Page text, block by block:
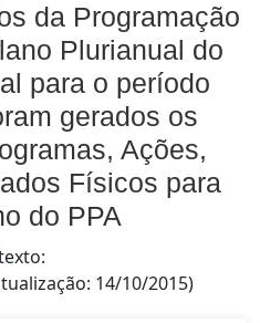
da Programação
Plurianual do
para o período
gerados os
Ações,
Físicos para
do PPA
14/10/2015)